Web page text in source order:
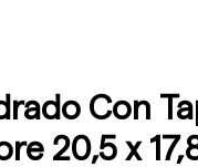
Con
20,5 x